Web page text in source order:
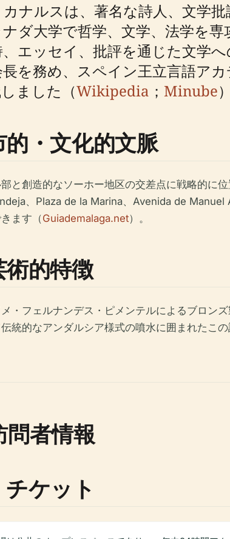
ナルスは、著名な詩人、文学
ダ大学で哲学、文学、法学を
エッセイ、批評を通じた文学
を務め、スペイン王立言語ア
ました（Wikipedia ； Minube
・文化的文脈
と創造的なソーホー地区の交差点に戦略的に
、Plaza de la Marina、Avenida de
ます（Guiademalaga.net）。
的特徴
・フェルナンデス・ピメンテルによるブロン
統的なアンダルシア様式の噴水に囲まれたこ
問者情報
ケット